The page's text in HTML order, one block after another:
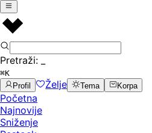
Pretraži:
⌘K
Profil
Želje Tema Korpa
Početna
Najnovije
Sniženje